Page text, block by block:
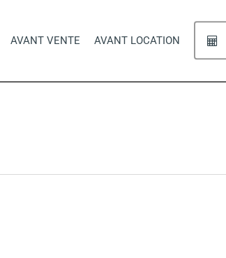
AVANT VENTE AVANT LOCATION